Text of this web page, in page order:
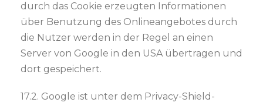
durch das Cookie erzeugten Informationen
über Benutzung des Onlineangebotes durch
die Nutzer werden in der Regel an einen
Server von Google in den USA übertragen und
dort gespeichert.
17.2. Google ist unter dem Privacy-Shield-